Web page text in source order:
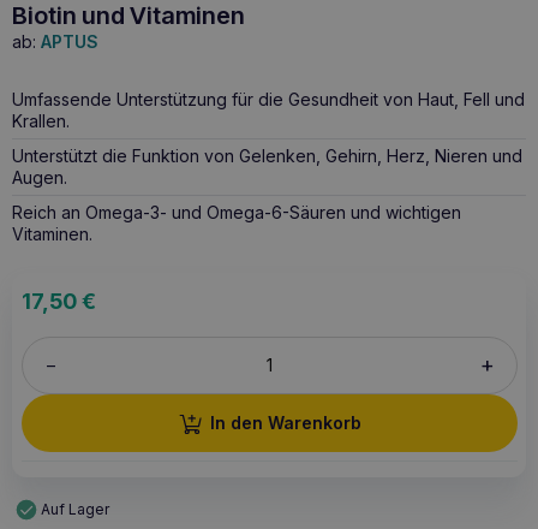
Biotin und Vitaminen
ab: APTUS
Umfassende Unterstützung für die Gesundheit von Haut, Fell und
Krallen.
Unterstützt die Funktion von Gelenken, Gehirn, Herz, Nieren und
Augen.
Reich an Omega-3- und Omega-6-Säuren und wichtigen
Vitaminen.
17,50€
– +
In den Warenkorb
Auf Lager